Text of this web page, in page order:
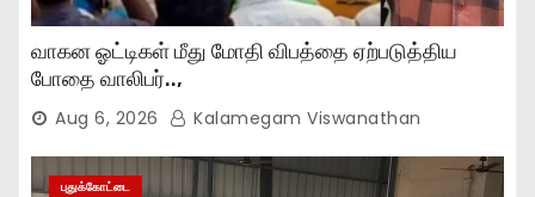
வாகன ஓட்டிகள் மீது மோதி விபத்தை ஏற்படுத்திய
போதை வாலிபர்..,
Aug 6, 2026 Kalamegam Viswanathan
புதுக்கோட்டை